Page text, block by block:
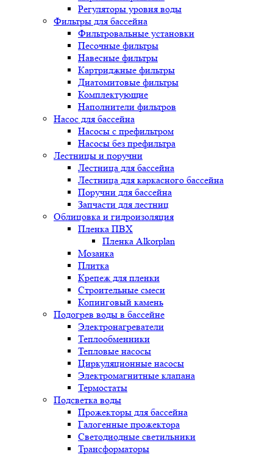
Регуляторы уровня воды
Фильтры для бассейна
Фильтровальные установки
Песочные фильтры
Навесные фильтры
Картриджные фильтры
Диатомитовые фильтры
Комплектующие
Наполнители фильтров
Насос для бассейна
Насосы с префильтром
Насосы без префильтра
Лестницы и поручни
Лестница для бассейна
Лестница для каркасного бассейна
Поручни для бассейна
Запчасти для лестниц
Облицовка и гидроизоляция
Пленка ПВХ
Пленка Alkorplan
Мозаика
Плитка
Крепеж для пленки
Строительные смеси
Копинговый камень
Подогрев воды в бассейне
Электронагреватели
Теплообменники
Тепловые насосы
Циркуляционные насосы
Электромагнитные клапана
Термостаты
Подсветка воды
Прожекторы для бассейна
Галогенные прожектора
Светодиодные светильники
Трансформаторы